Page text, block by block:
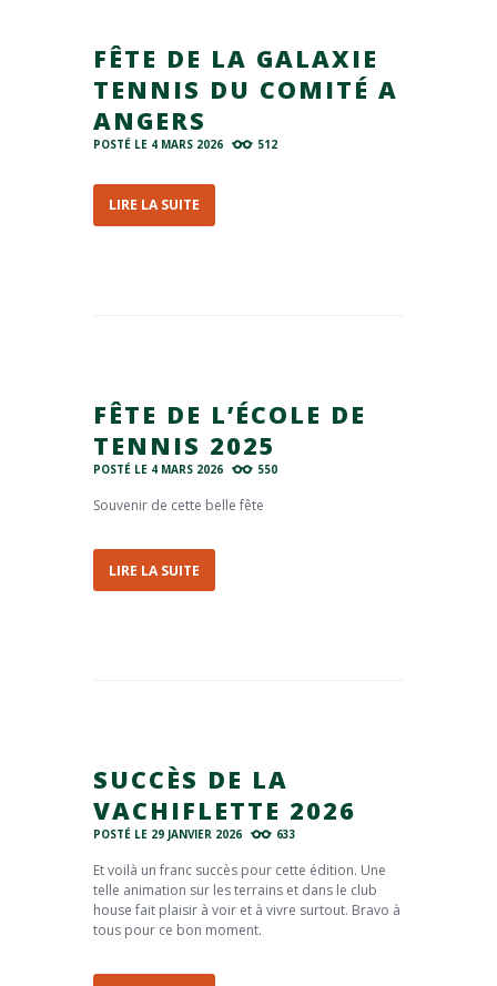
FÊTE DE LA GALAXIE
TENNIS DU COMITÉ A
ANGERS
POSTÉ LE 4 MARS 2026 512
LIRE LA SUITE
FÊTE DE L’ÉCOLE DE
TENNIS 2025
POSTÉ LE 4 MARS 2026 550
Souvenir de cette belle fête
LIRE LA SUITE
SUCCÈS DE LA
VACHIFLETTE 2026
POSTÉ LE 29 JANVIER 2026 633
Et voilà un franc succès pour cette édition. Une
telle animation sur les terrains et dans le club
house fait plaisir à voir et à vivre surtout. Bravo à
tous pour ce bon moment.